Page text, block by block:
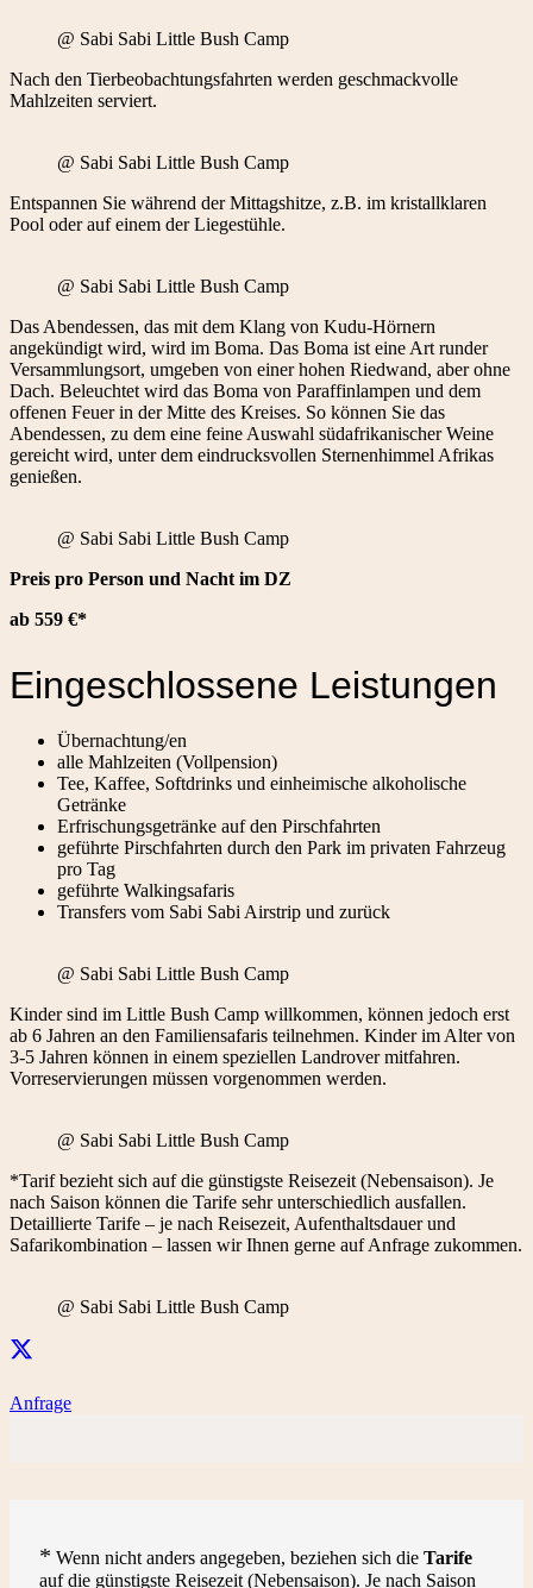
@ Sabi Sabi Little Bush Camp
Nach den Tierbeobachtungsfahrten werden geschmackvolle
Mahlzeiten serviert.
@ Sabi Sabi Little Bush Camp
Entspannen Sie während der Mittagshitze, z.B. im kristallklaren
Pool oder auf einem der Liegestühle.
@ Sabi Sabi Little Bush Camp
Das Abendessen, das mit dem Klang von Kudu-Hörnern
angekündigt wird, wird im Boma. Das Boma ist eine Art runder
Versammlungsort, umgeben von einer hohen Riedwand, aber ohne
Dach. Beleuchtet wird das Boma von Paraffinlampen und dem
offenen Feuer in der Mitte des Kreises. So können Sie das
Abendessen, zu dem eine feine Auswahl südafrikanischer Weine
gereicht wird, unter dem eindrucksvollen Sternenhimmel Afrikas
genießen.
@ Sabi Sabi Little Bush Camp
Preis pro Person und Nacht im DZ
ab 559 €*
Eingeschlossene Leistungen
Übernachtung/en
alle Mahlzeiten (Vollpension)
Tee, Kaffee, Softdrinks und einheimische alkoholische
Getränke
Erfrischungsgetränke auf den Pirschfahrten
geführte Pirschfahrten durch den Park im privaten Fahrzeug
pro Tag
geführte Walkingsafaris
Transfers vom Sabi Sabi Airstrip und zurück
@ Sabi Sabi Little Bush Camp
Kinder sind im Little Bush Camp willkommen, können jedoch erst
ab 6 Jahren an den Familiensafaris teilnehmen. Kinder im Alter von
3-5 Jahren können in einem speziellen Landrover mitfahren.
Vorreservierungen müssen vorgenommen werden.
@ Sabi Sabi Little Bush Camp
*Tarif bezieht sich auf die günstigste Reisezeit (Nebensaison). Je
nach Saison können die Tarife sehr unterschiedlich ausfallen.
Detaillierte Tarife – je nach Reisezeit, Aufenthaltsdauer und
Safarikombination – lassen wir Ihnen gerne auf Anfrage zukommen.
@ Sabi Sabi Little Bush Camp
Anfrage
* Wenn nicht anders angegeben, beziehen sich die Tarife
auf die günstigste Reisezeit (Nebensaison). Je nach Saison